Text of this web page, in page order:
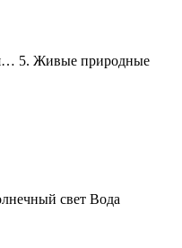
5. Живые природные
свет Вода